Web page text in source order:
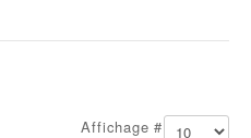
Affichage #